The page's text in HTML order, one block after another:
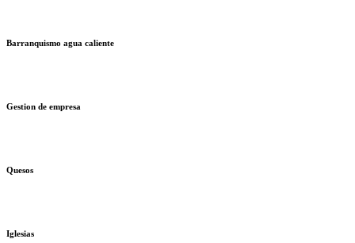
Barranquismo agua caliente
Gestion de empresa
Quesos
Iglesias